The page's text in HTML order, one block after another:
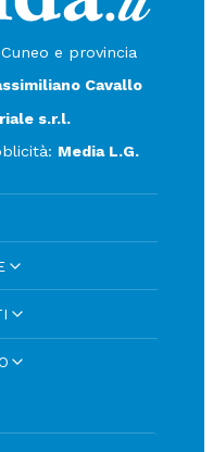
e provincia
Cavallo
s.r.l.
Media L.G.